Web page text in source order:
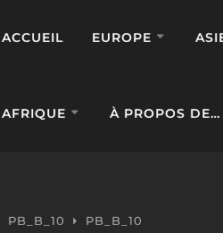
ACCUEIL EUROPE
AFRIQUE À PROPOS DE…
PB_B_10 PB_B_10